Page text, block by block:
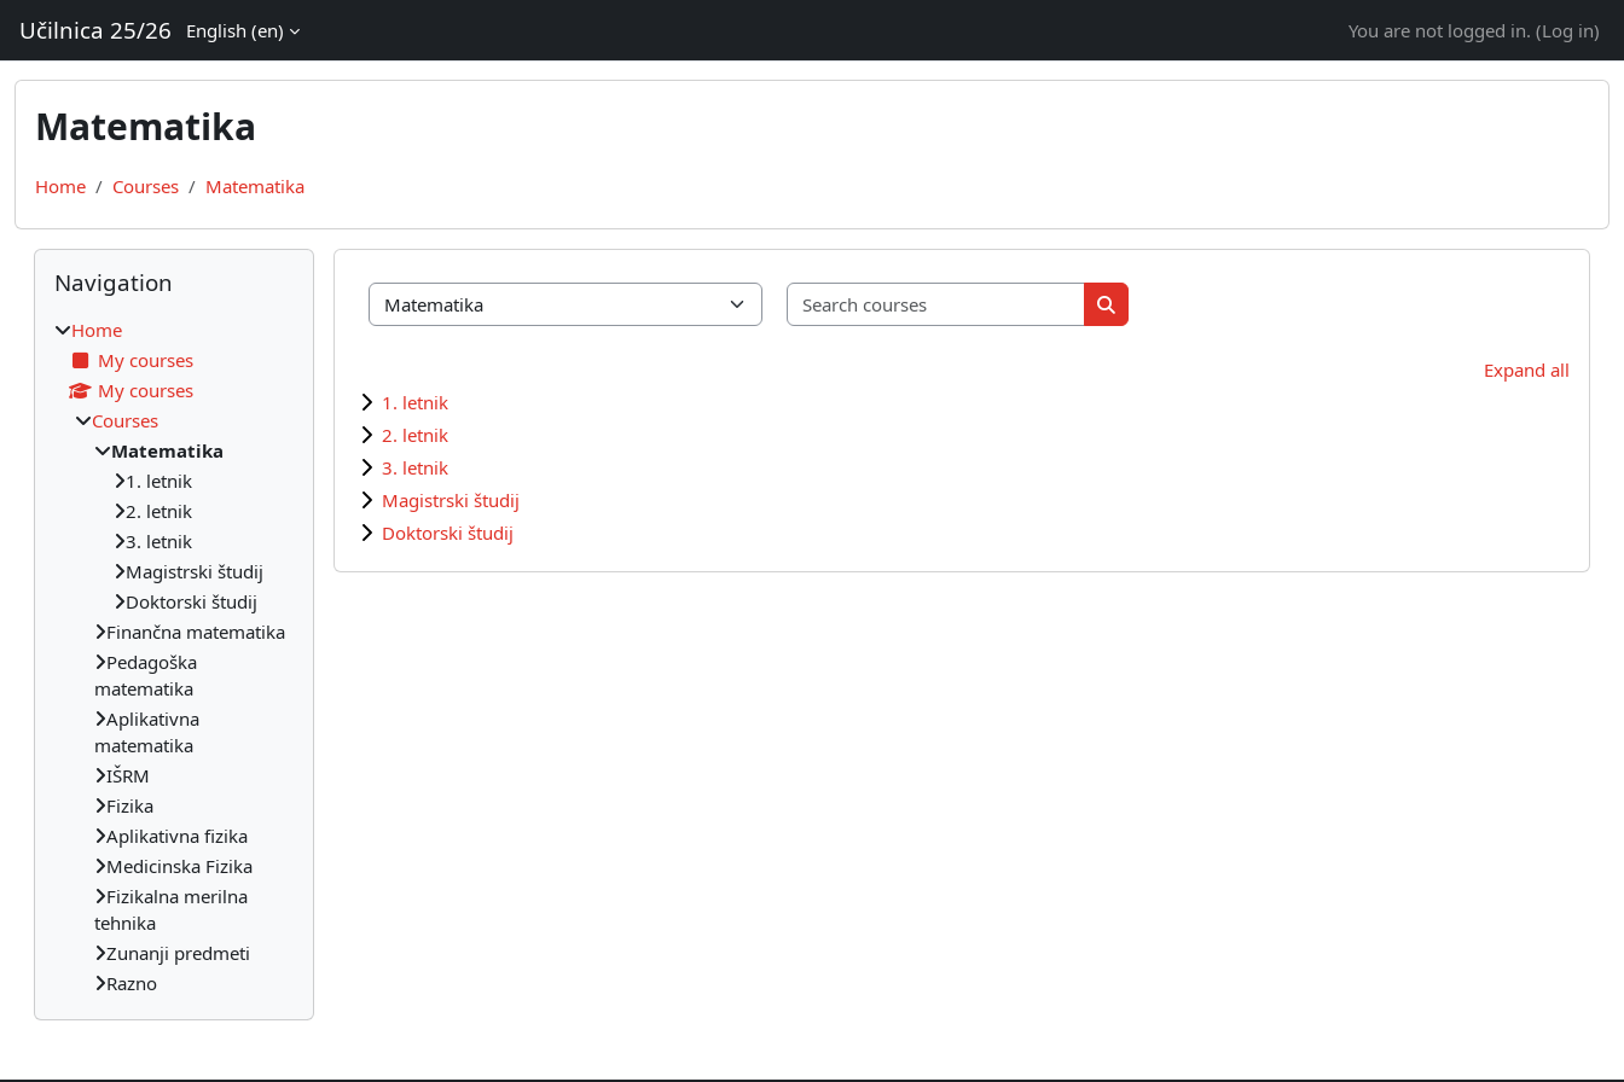
Učilnica 25/26 English ‎(en)‎ You are not logged in. (Log in)
Matematika
Home Courses Matematika
Course categories
Search courses
Search courses
Expand all
1. letnik
2. letnik
3. letnik
Magistrski študij
Doktorski študij
Blocks
Skip Navigation
Navigation
Home
My courses
My courses
Courses
Matematika
1. letnik
2. letnik
3. letnik
Magistrski študij
Doktorski študij
Finančna matematika
Pedagoška
matematika
Aplikativna
matematika
IŠRM
Fizika
Aplikativna fizika
Medicinska Fizika
Fizikalna merilna
tehnika
Zunanji predmeti
Razno